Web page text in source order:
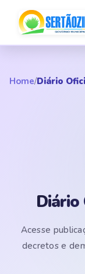
Home/Diário
Diário
Acesse
decretos e